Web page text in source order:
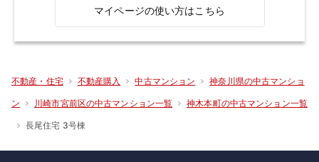
マイページの使い方はこちら
不動産・住宅 不動産購入 中古マンション 神奈川県の中古マンショ
ン 川崎市宮前区の中古マンション一覧 神木本町の中古マンション一覧
長尾住宅 3号棟